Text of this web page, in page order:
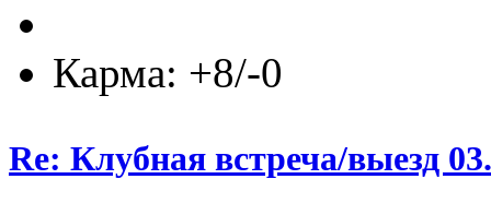
Карма: +8/-0
Re: Клубная встреча/выезд